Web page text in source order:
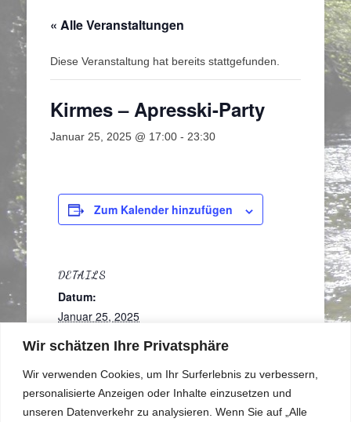
Wir schätzen Ihre Privatsphäre
Wir verwenden Cookies, um Ihr Surferlebnis zu verbessern,
personalisierte Anzeigen oder Inhalte einzusetzen und
unseren Datenverkehr zu analysieren. Wenn Sie auf „Alle
« Alle Veranstaltungen
Diese Veranstaltung hat bereits stattgefunden.
Kirmes – Apresski-Party
Januar 25, 2025 @ 17:00 - 23:30
Zum Kalender hinzufügen
DETAILS
Datum:
Januar 25, 2025
Zeit:
VERANSTALTER
Möhnen